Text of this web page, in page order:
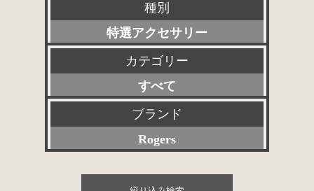
種別
特選アクセサリー
新品
委託販売品
特価品
その他委託販売品
カテゴリー
すべて
プリアンプ
パワーアンプ
プリメインアンプ
ブランド
Rogers